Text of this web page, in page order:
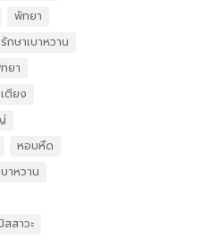
พัทยา
รักษาเบาหวาน
ยา
ตียง
หอบหืด
บาหวาน
สาวะ